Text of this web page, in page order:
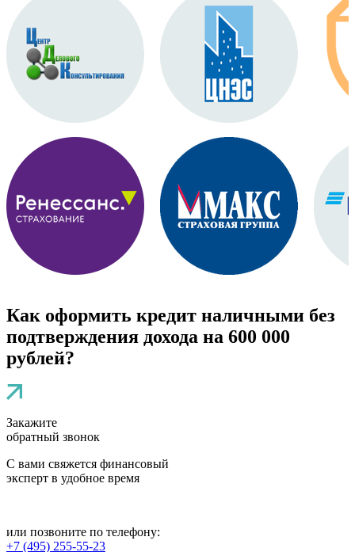
Как оформить кредит наличными без
подтверждения дохода на 600 000
рублей?
Закажите
обратный звонок
С вами свяжется финансовый
эксперт в удобное время
или позвоните по телефону:
+7 (495) 255-55-23